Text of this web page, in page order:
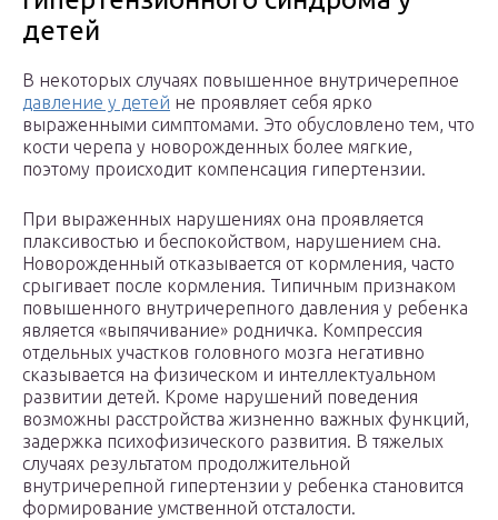
детей
В некоторых случаях повышенное внутричерепное
давление у детей не проявляет себя ярко
выраженными симптомами. Это обусловлено тем, что
кости черепа у новорожденных более мягкие,
поэтому происходит компенсация гипертензии.
При выраженных нарушениях она проявляется
плаксивостью и беспокойством, нарушением сна.
Новорожденный отказывается от кормления, часто
срыгивает после кормления. Типичным признаком
повышенного внутричерепного давления у ребенка
является «выпячивание» родничка. Компрессия
отдельных участков головного мозга негативно
сказывается на физическом и интеллектуальном
развитии детей. Кроме нарушений поведения
возможны расстройства жизненно важных функций,
задержка психофизического развития. В тяжелых
случаях результатом продолжительной
внутричерепной гипертензии у ребенка становится
формирование умственной отсталости.